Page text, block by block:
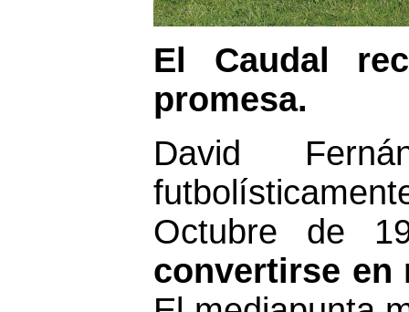
El Caudal
promesa.
David
Octubre de
convertirse en